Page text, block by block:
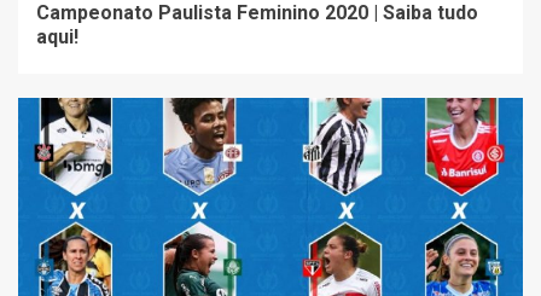
Campeonato Paulista Feminino 2020 | Saiba tudo
aqui!